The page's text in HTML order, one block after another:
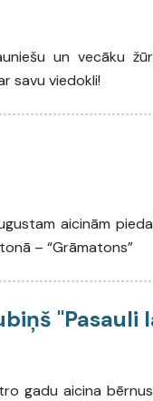
un vecāku
savu viedokli!
aicinām
– “Grāmatons”
"Pasauli
gadu aicina